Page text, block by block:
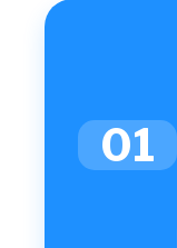
01